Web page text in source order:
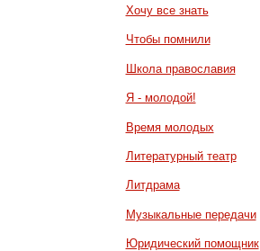
Хочу все знать
Чтобы помнили
Школа православия
Я - молодой!
Время молодых
Литературный театр
Литдрама
Музыкальные передачи
Юридический помощник